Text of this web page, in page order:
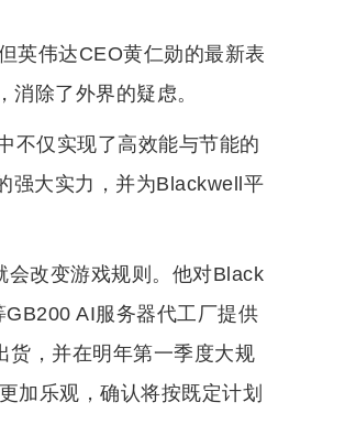
英伟达CEO黄仁勋的最新表
除了外界的疑虑。
不仅实现了高效能与节能的
强大实力，并为Blackwell平
会改变游戏规则。他对Black
AI服务器代工厂提供
货，并在明年第一季度大规
加乐观，确认将按既定计划